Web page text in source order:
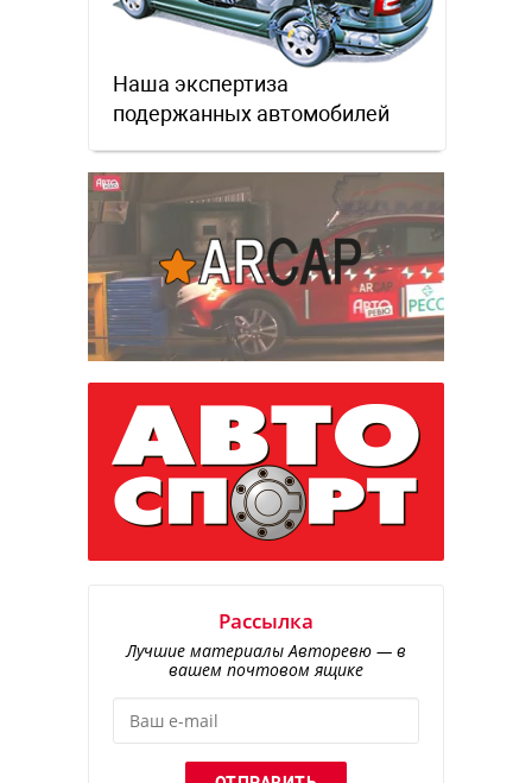
Наша экспертиза
подержанных автомобилей
Рассылка
Лучшие материалы Авторевю — в
вашем почтовом ящике